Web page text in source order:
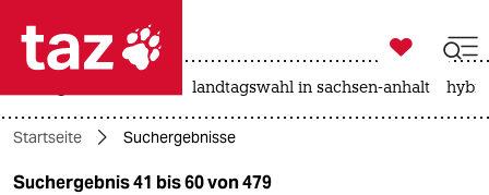
 taz zahl ich
taz zahl ich

taz zahl ich
landtagswahl in sachsen-anhalt
Startseite Suchergebnisse
Suchergebnis 41 bis 60 von 479